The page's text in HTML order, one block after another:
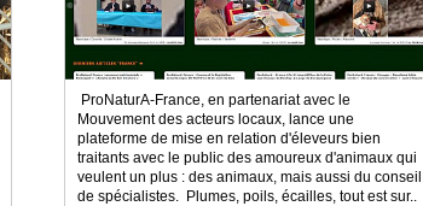
ProNaturA-France, en partenariat avec le
Mouvement des acteurs locaux, lance une
plateforme de mise en relation d'éleveurs bien
traitants avec le public des amoureux d'animaux qui
veulent un plus : des animaux, mais aussi du conseil
de spécialistes. Plumes, poils, écailles, tout est sur..